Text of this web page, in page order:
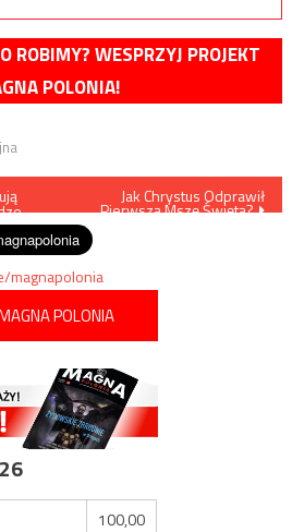
ROBIMY? WESPRZYJ PROJEKT
POLONIA!
Jak Chrystus Odprawił
Pierwszą Mszę Świętą?
magnapolonia
POLONIA
100,00